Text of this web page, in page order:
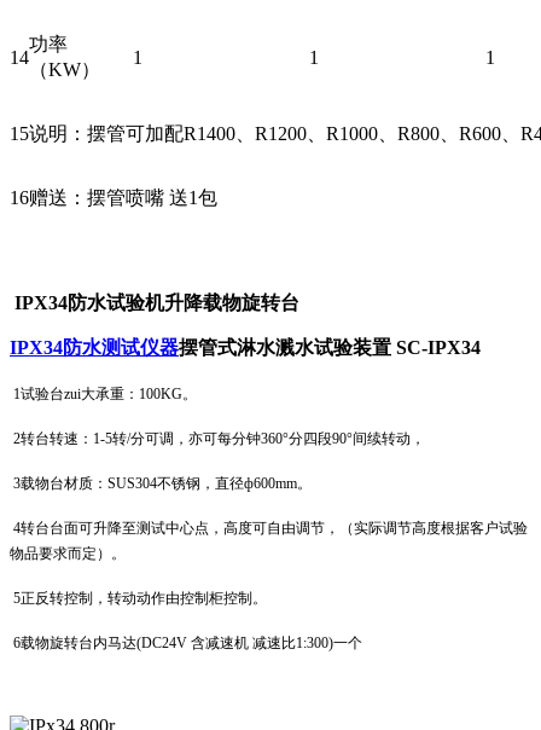
14
功率
（KW）
1 1 1
15说明：摆管可加配R1400、R1200、R1000、R800、R600、
16赠送：摆管喷嘴 送1包
IPX34防水试验机升降载物旋转台
IPX34防水测试仪器摆管式淋水溅水试验装置 SC-IPX34
1试验台zui大承重：100KG。
2转台转速：1-5转/分可调，亦可每分钟360°分四段90°间续转动，
3载物台材质：SUS304不锈钢，直径ф600mm。
4转台台面可升降至测试中心点，高度可自由调节，（实际调节高度根据客户试验
物品要求而定）。
5正反转控制，转动动作由控制柜控制。
6载物旋转台内马达(DC24V 含减速机 减速比1:300)一个